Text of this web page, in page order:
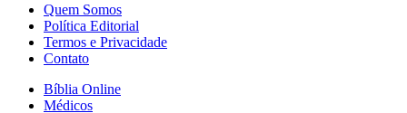
Quem Somos
Política Editorial
Termos e Privacidade
Contato
Bíblia Online
Médicos